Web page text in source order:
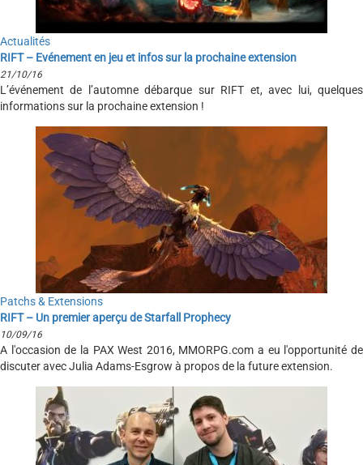
Actualités
RIFT – Evénement en jeu et infos sur la prochaine extension
21/10/16
L’événement de l’automne débarque sur RIFT et, avec lui, quelques
informations sur la prochaine extension !
Patchs & Extensions
RIFT – Un premier aperçu de Starfall Prophecy
10/09/16
A l'occasion de la PAX West 2016, MMORPG.com a eu l'opportunité de
discuter avec Julia Adams-Esgrow à propos de la future extension.